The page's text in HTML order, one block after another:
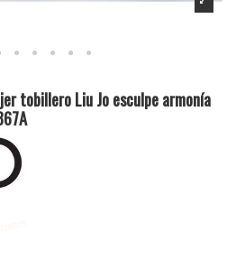
tobillero Liu Jo esculpe armonía